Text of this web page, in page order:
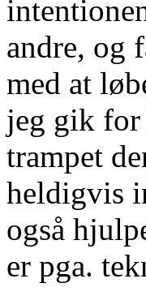
andre, og
med at
jeg gik for
trampet
heldigvis
også
er pga.